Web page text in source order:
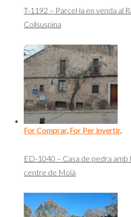
T-1192 – Parcel·la en venda al
Collsuspina
For Comprar, For Per invertir,
ED-1040 – Casa de pedra amb
centre de Moià